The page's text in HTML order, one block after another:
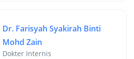
Dr. Farisyah Syakirah Binti
Mohd Zain
Dokter Internis